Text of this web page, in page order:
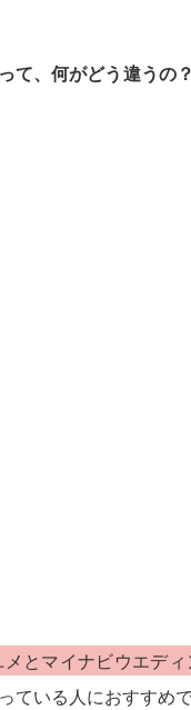
て、何がどう違うの
とマイナビウエデ
いる人におすすめで